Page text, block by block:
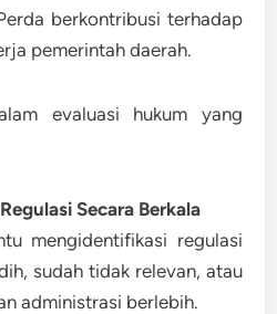
berkontribusi terhadap
pemerintah daerah.
evaluasi hukum yang
Secara Berkala
mengidentifikasi regulasi
sudah tidak relevan, atau
administrasi berlebih.